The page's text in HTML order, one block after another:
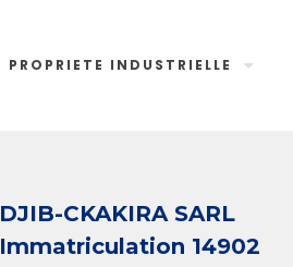
PROPRIETE INDUSTRIELLE
DJIB-CKAKIRA SARL
Immatriculation 14902